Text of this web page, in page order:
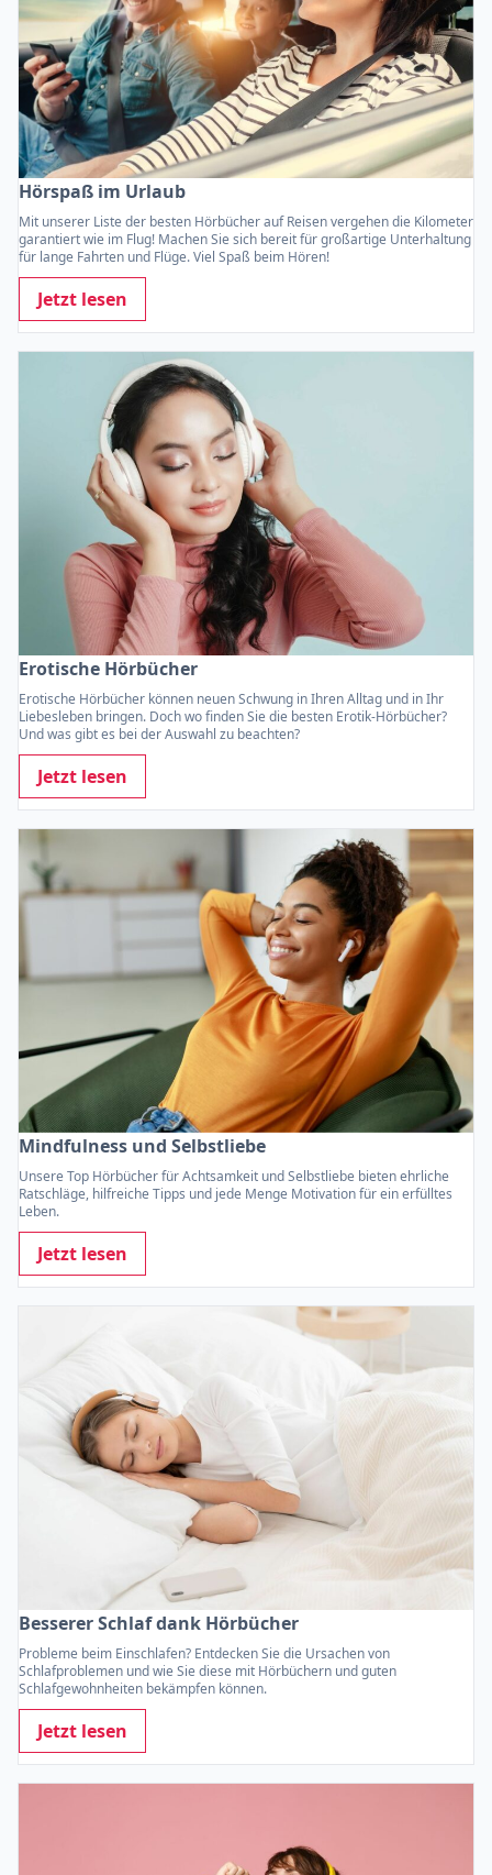
Hörspaß im Urlaub
Mit unserer Liste der besten Hörbücher auf Reisen vergehen die Kilometer
garantiert wie im Flug! Machen Sie sich bereit für großartige Unterhaltung
für lange Fahrten und Flüge. Viel Spaß beim Hören!
Jetzt lesen
Erotische Hörbücher
Erotische Hörbücher können neuen Schwung in Ihren Alltag und in Ihr
Liebesleben bringen. Doch wo finden Sie die besten Erotik-Hörbücher?
Und was gibt es bei der Auswahl zu beachten?
Jetzt lesen
Mindfulness und Selbstliebe
Unsere Top Hörbücher für Achtsamkeit und Selbstliebe bieten ehrliche
Ratschläge, hilfreiche Tipps und jede Menge Motivation für ein erfülltes
Leben.
Jetzt lesen
Besserer Schlaf dank Hörbücher
Probleme beim Einschlafen? Entdecken Sie die Ursachen von
Schlafproblemen und wie Sie diese mit Hörbüchern und guten
Schlafgewohnheiten bekämpfen können.
Jetzt lesen